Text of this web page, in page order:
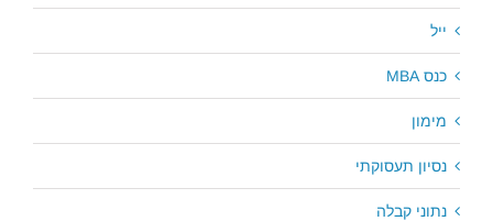
ייל
כנס MBA
מימון
נסיון תעסוקתי
נתוני קבלה